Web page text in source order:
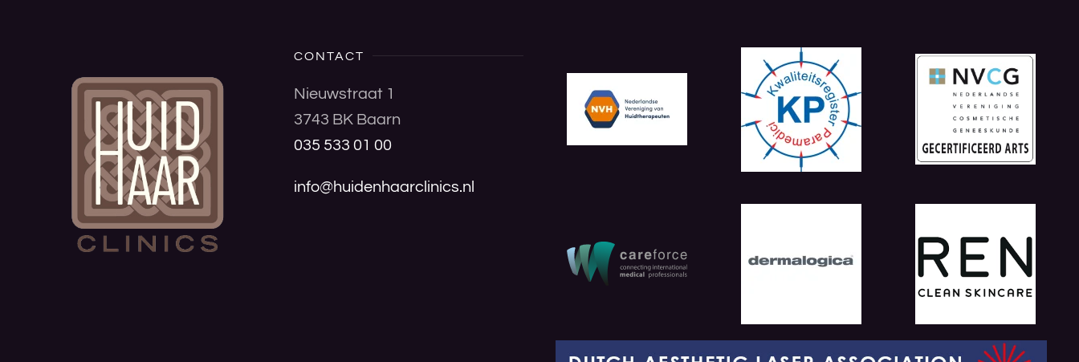
CONTACT
Nieuwstraat 1
3743 BK Baarn
035 533 01 00
info@huidenhaarclinics.nl